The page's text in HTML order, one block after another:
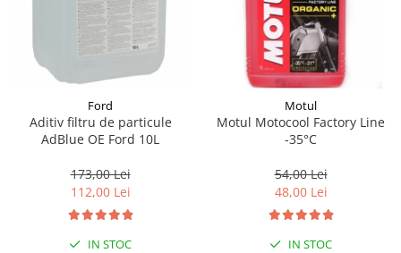
Ford
Aditiv filtru de particule
AdBlue OE Ford 10L
173,00 Lei
112,00 Lei
IN STOC
Motul
Motul Motocool Factory Line
-35°C
54,00 Lei
48,00 Lei
IN STOC